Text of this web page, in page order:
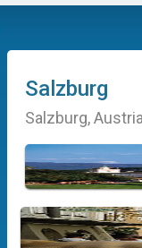
Salzburg
Salzburg,